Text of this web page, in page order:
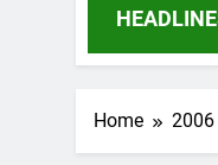
Home 2006